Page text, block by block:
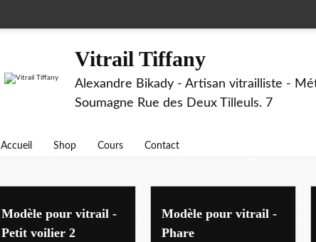
Vitrail Tiffany
Alexandre Bikady - Artisan vitrailliste -
Soumagne Rue des Deux Tilleuls. 7
Accueil Shop Cours Contact
Modèle pour vitrail -
Petit voilier 2
Modèle pour vitrail -
Phare